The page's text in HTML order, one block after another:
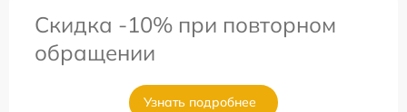
Скидка -10% при повторном
обращении
Узнать подробнее